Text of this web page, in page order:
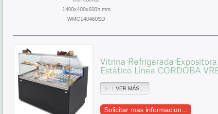
1400x400x600h mm
WMC140460SD
Vitrina Refrigerada
Estático Línea CORDOBA
VER MÁS...
Solicitar mas informacion...